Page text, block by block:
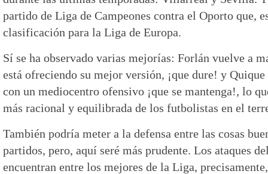
partido de Liga de Campeones contra el Oporto que,
clasificación para la Liga de Europa.
Sí se ha observado varias mejorías: Forlán vuelve a
está ofreciendo su mejor versión, ¡que dure! y
con un mediocentro ofensivo ¡que se mantenga!, lo
más racional y equilibrada de los futbolistas en el
También podría meter a la defensa entre las cosas
partidos, pero, aquí seré más prudente. Los ataques
encuentran entre los mejores de la Liga,